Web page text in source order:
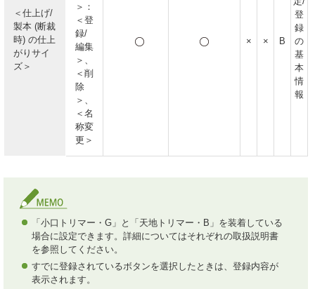
＜仕上げ/
製本 (断裁
時) の仕上
がりサイ
ズ＞
＞：
＜登
録/
編集
＞、
＜削
除
＞、
＜名
称変
更＞
× × B
登
録
の
基
本
情
報
「小口トリマー・G」と「天地トリマー・B」を装着している
場合に設定できます。詳細についてはそれぞれの取扱説明書
を参照してください。
すでに登録されているボタンを選択したときは、登録内容が
表示されます。